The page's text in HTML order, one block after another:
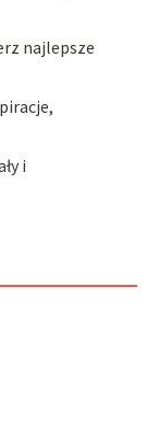
najlepsze
i